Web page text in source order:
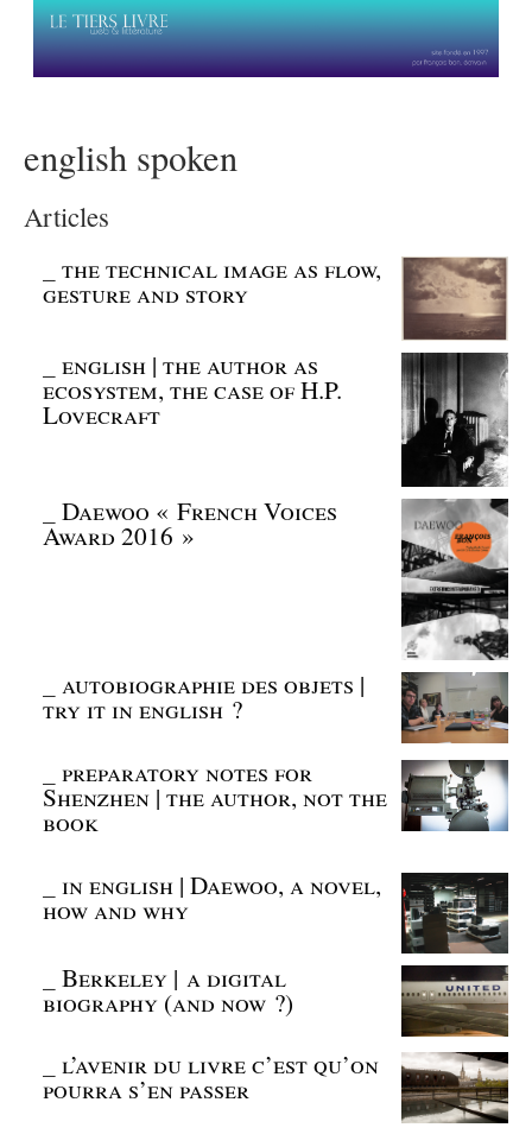
english spoken
Articles
_the technical image as flow,
gesture and story
_english | the author as
ecosystem, the case of H.P.
Lovecraft
_Daewoo « French Voices
Award 2016 »
_autobiographie des objets |
try it in english ?
_preparatory notes for
Shenzhen | the author, not the
book
_in english | Daewoo, a novel,
how and why
_Berkeley | a digital
biography (and now ?)
_l’avenir du livre c’est qu’on
pourra s’en passer